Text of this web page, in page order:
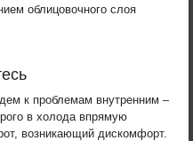
облицовочного слоя
к проблемам внутренним –
в холода впрямую
возникающий дискомфорт.